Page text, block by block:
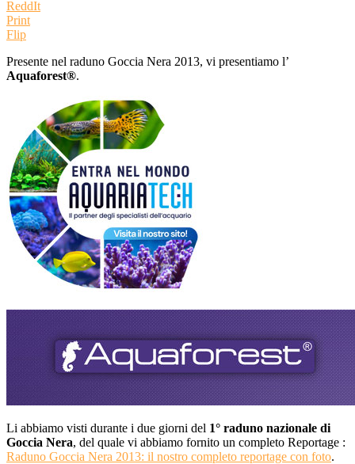
ReddIt
Print
Flip
Presente nel raduno Goccia Nera 2013, vi presentiamo l’
Aquaforest®.
Li abbiamo visti durante i due giorni del 1° raduno nazionale di
Goccia Nera, del quale vi abbiamo fornito un completo Reportage :
Raduno Goccia Nera 2013: il nostro completo reportage con foto.